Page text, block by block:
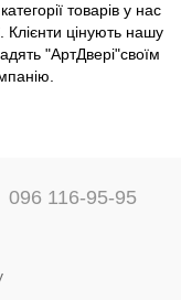
товарів у нас
Клієнти цінують нашу
"АртДвері"своїм
096 116-95-95